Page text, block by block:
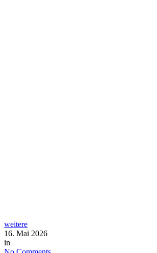
weitere
16. Mai 2026
in